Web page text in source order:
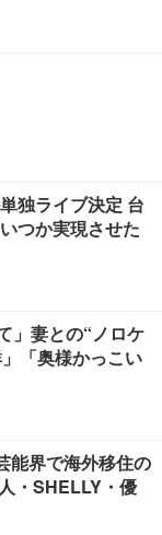
独ライブ決定 台
つか実現させた
」妻との“ノロケ
「奥様かっこい
能界で海外移住の
・SHELLY・優